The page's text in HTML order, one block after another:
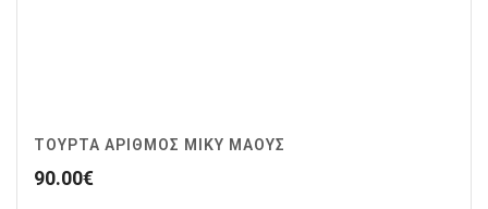
ΤΟΥΡΤΑ ΑΡΙΘΜΟΣ ΜΙΚΥ ΜΑΟΥΣ
90.00€